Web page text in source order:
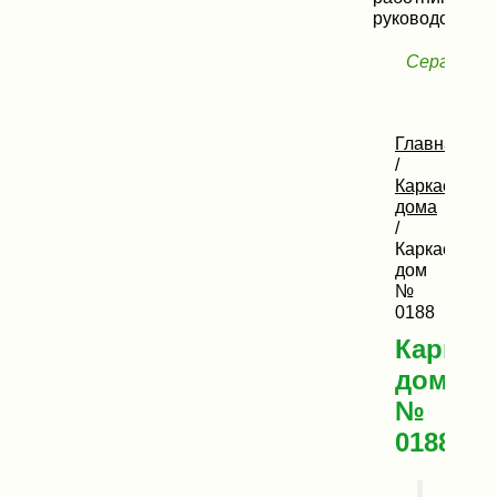
руководству!»
Сергей,
Главная
/
Каркасные
дома
/
Каркасный
дом
№
0188
дом
№
0188